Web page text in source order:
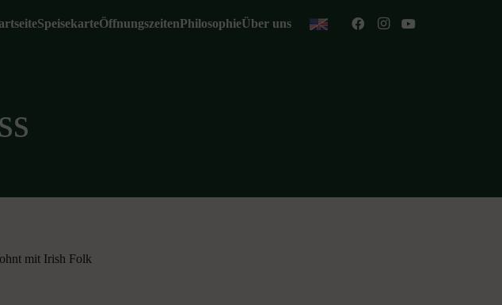
SpeisekarteÖffnungszeitenPhilosophieÜber uns
mit Irish Folk